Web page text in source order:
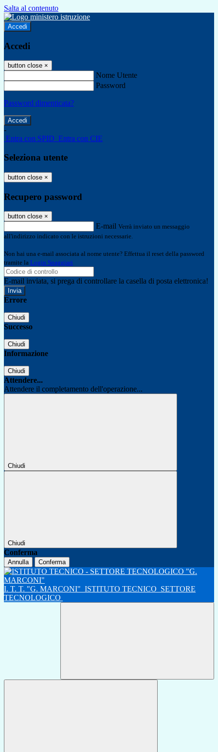
Salta al contenuto
Accedi
Accedi
button close ×
Nome Utente
Password
Password dimenticata?
-
Entra con SPID Entra con CIE
Seleziona utente
button close ×
Recupero password
button close ×
E-mail Verrà inviato un messaggio
all'indirizzo indicato con le istruzioni necessarie.
Non hai una e-mail associata al nome utente? Effettua il reset della password
tramite la Login Spaggiari
E-mail inviata, si prega di controllare la casella di posta elettronica!
Errore
Chiudi
Successo
Chiudi
Informazione
Chiudi
Attendere...
Attendere il completamento dell'operazione...
Chiudi
Chiudi
Conferma
Annulla Conferma
I. T. T. "G. MARCONI" ISTITUTO TECNICO SETTORE
TECNOLOGICO